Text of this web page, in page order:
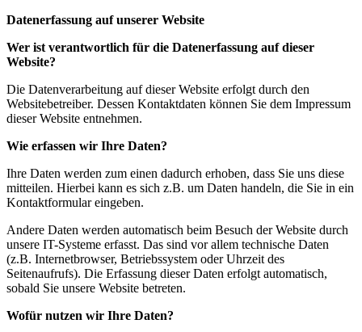
Datenerfassung auf unserer Website
Wer ist verantwortlich für die Datenerfassung auf dieser
Website?
Die Datenverarbeitung auf dieser Website erfolgt durch den
Websitebetreiber. Dessen Kontaktdaten können Sie dem Impressum
dieser Website entnehmen.
Wie erfassen wir Ihre Daten?
Ihre Daten werden zum einen dadurch erhoben, dass Sie uns diese
mitteilen. Hierbei kann es sich z.B. um Daten handeln, die Sie in ein
Kontaktformular eingeben.
Andere Daten werden automatisch beim Besuch der Website durch
unsere IT-Systeme erfasst. Das sind vor allem technische Daten
(z.B. Internetbrowser, Betriebssystem oder Uhrzeit des
Seitenaufrufs). Die Erfassung dieser Daten erfolgt automatisch,
sobald Sie unsere Website betreten.
Wofür nutzen wir Ihre Daten?